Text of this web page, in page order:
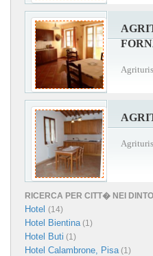
RICERCA PER CITT� NEI
Hotel (14)
Hotel Bientina(1)
Hotel Buti (1)
Hotel Calambrone, Pisa(1)